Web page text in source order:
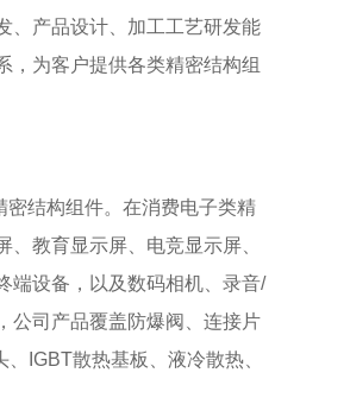
、产品设计、加工工艺研发能
，为客户提供各类精密结构组
结构组件。在消费电子类精
教育显示屏、电竞显示屏、
端设备，以及数码相机、录音/
公司产品覆盖防爆阀、连接片
IGBT散热基板、液冷散热、